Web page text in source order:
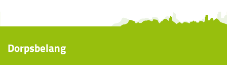
Dorpsbelang